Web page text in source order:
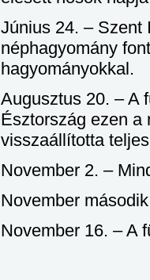
Június 24. – Szent
néphagyomány
hagyományokkal.
Augusztus 20. – A
Észtország ezen a
visszaállította
November 2. –
November
November 16. – A